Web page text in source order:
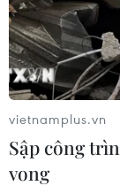
vietnamplus.vn
Sập công
vong